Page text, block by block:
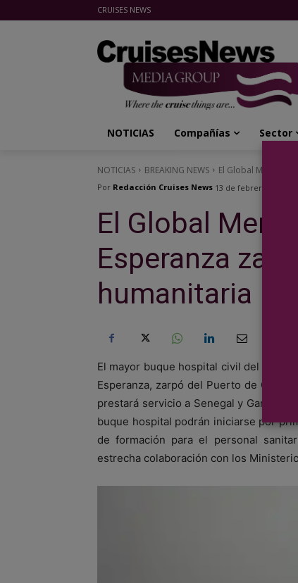
CRUISES NEWS
NOTICIAS Compañías Sector
NOTICIAS BREAKING NEWS El Global Mercy de
Por Redacción Cruises News 13 de febrero de 2023
El Global
Esperanza
humanitaria
El mayor buque hospital civil del
Esperanza, zarpó del Puerto de
prestará servicio a Senegal y Gambia.
buque hospital podrán iniciarse por
de formación para el personal
estrecha colaboración con los